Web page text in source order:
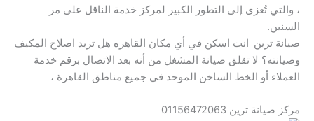
، والتي تُعزى إلى التطور الكبير لمركز خدمة الناقل على مر
السنين.
صيانة ترين انت اسكن في أي مكان القاهره هل تريد اصلاح المكيف
وصيانته؟ لا تقلق صيانة المشغل من أنه بعد الاتصال برقم خدمة
العملاء أو الخط الساخن الموحد في جميع مناطق القاهرة ،
مركز صيانة ترين 01156472063